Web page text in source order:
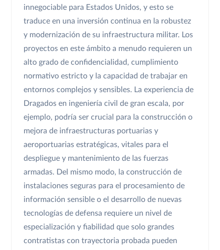
innegociable para Estados Unidos, y esto se
traduce en una inversión continua en la robustez
y modernización de su infraestructura militar. Los
proyectos en este ámbito a menudo requieren un
alto grado de confidencialidad, cumplimiento
normativo estricto y la capacidad de trabajar en
entornos complejos y sensibles. La experiencia de
Dragados en ingeniería civil de gran escala, por
ejemplo, podría ser crucial para la construcción o
mejora de infraestructuras portuarias y
aeroportuarias estratégicas, vitales para el
despliegue y mantenimiento de las fuerzas
armadas. Del mismo modo, la construcción de
instalaciones seguras para el procesamiento de
información sensible o el desarrollo de nuevas
tecnologías de defensa requiere un nivel de
especialización y fiabilidad que solo grandes
contratistas con trayectoria probada pueden